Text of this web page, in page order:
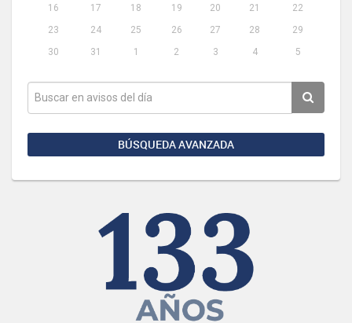
16
17 18 19 20 21
22
23
24 25 26 27 28
29
30
31 1 2 3 4 5
BÚSQUEDA AVANZADA